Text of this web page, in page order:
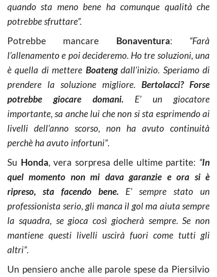
quando sta meno bene ha comunque qualità che
potrebbe sfruttare”.
Potrebbe mancare Bonaventura: “Farà
l’allenamento e poi decideremo. Ho tre soluzioni, una
è quella di mettere Boatengdall’inizio. Speriamo di
prendere la soluzione migliore. Bertolacci? Forse
potrebbe giocare domani. E’ un giocatore
importante, sa anche lui che non si sta esprimendo ai
livelli dell’anno scorso, non ha avuto continuità
perchè ha avuto infortuni”.
Su Honda, vera sorpresa delle ultime partite: “In
quel momento non mi dava garanzie e ora si è
ripreso, sta facendo bene. E’ sempre stato un
professionista serio, gli manca il gol ma aiuta sempre
la squadra, se gioca così giocherà sempre. Se non
mantiene questi livelli uscirà fuori come tutti gli
altri”.
Un pensiero anche alle parole spese da Piersilvio